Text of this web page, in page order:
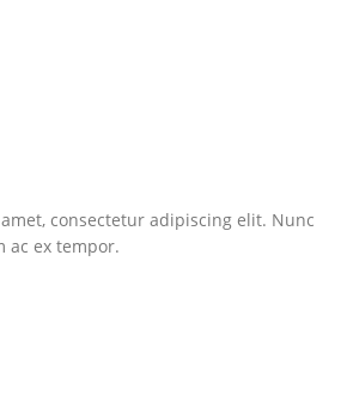
consectetur adipiscing elit. Nunc
ac ex tempor.